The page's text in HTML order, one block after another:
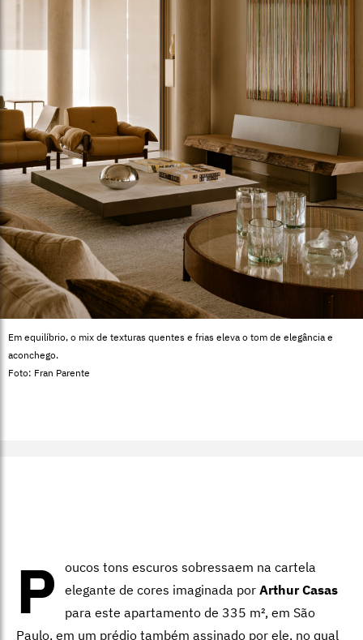
Em equilíbrio, o mix de texturas quentes e frias eleva o tom de elegância e
aconchego.
Foto: Fran Parente
P
oucos tons escuros sobres­saem na cartela
elegante de cores imaginada por Arthur Casas
para este apartamen­to de 335 m², em São
Paulo, em um prédio também assinado por ele, no qual